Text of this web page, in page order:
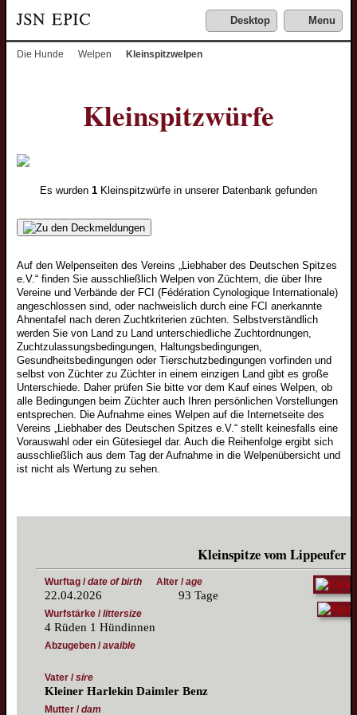
Desktop Menu
Die Hunde Welpen Kleinspitzwelpen
Kleinspitzwürfe
Es wurden 1 Kleinspitzwürfe in unserer Datenbank gefunden
Zu den Deckmeldungen
Auf den Welpenseiten des Vereins „Liebhaber des Deutschen Spitzes
e.V.“ finden Sie ausschließlich Welpen von Züchtern, die über Ihre
Vereine und Verbände der FCI (Fédération Cynologique Internationale)
angeschlossen sind, oder nachweislich durch eine FCI anerkannte
Ahnentafel nach deren Zuchtkriterien züchten. Selbstverständlich
werden Sie von Land zu Land unterschiedliche Zuchtordnungen,
Zuchtzulassungsbedingungen, Haltungsbedingungen,
Gesundheitsbedingungen oder Tierschutzbedingungen vorfinden und
selbst von Züchter zu Züchter in einem einzigen Land gibt es große
Unterschiede. Daher prüfen Sie bitte vor dem Kauf eines Welpen, ob
alle Bedingungen beim Züchter auch Ihren persönlichen Vorstellungen
entsprechen. Die Aufnahme eines Welpen auf die Internetseite des
Vereins „Liebhaber des Deutschen Spitzes e.V.“ stellt keinesfalls eine
Vorauswahl oder ein Gütesiegel dar. Auch die Reihenfolge ergibt sich
ausschließlich aus dem Tag der Aufnahme in die Welpenübersicht und
ist nicht als Wertung zu sehen.
Kleinspitze vom Lippeufer
Wurftag /date of birth Alter /age
22.04.2026 93 Tage
Wurfstärke /littersize
4 Rüden 1 Hündinnen
Abzugeben /avaible
Vater /sire
Kleiner Harlekin Daimler Benz
Mutter /dam
Vorstand
Welpen
Wolfsspitzwelpen
Großspitzwelpen
Kleinspitzwelpen
Zwergspitzwelpen
Junghunde
Wolfsspitzjunghunde
Grossspitzjunghunde
Mittelspitzjunghunde
Kleinspitzjunghunde
Zwergspitzjunghunde
Züchter
Zwergspitzzüchter
Züchtervorstellung
Deckrüden
Wolfsspitzdeckrüden
Großspitzdeckrüden
Mittelspitzdeckrüden
Wolfsspitzbilder
Großspitzbilder